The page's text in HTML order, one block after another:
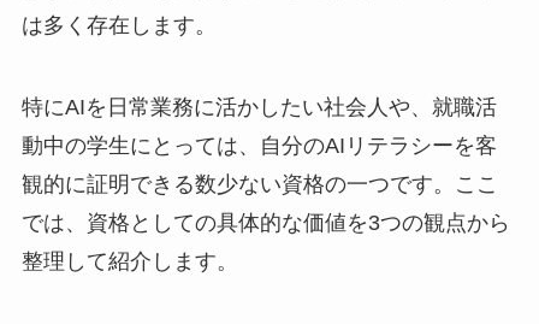
は多く存在します。
特にAIを日常業務に活かしたい社会人や、就職活
動中の学生にとっては、自分のAIリテラシーを客
観的に証明できる数少ない資格の一つです。ここ
では、資格としての具体的な価値を3つの観点から
整理して紹介します。